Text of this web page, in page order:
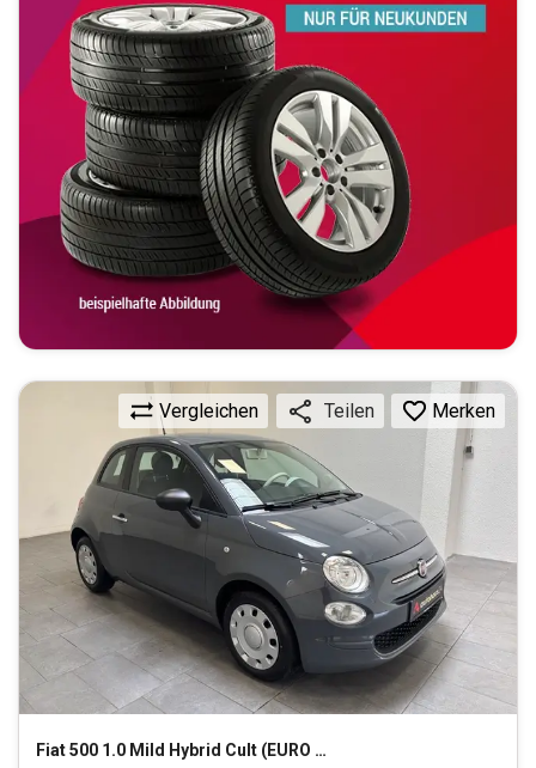
Fiat500 1.0 Mild Hybrid Cult (EURO 6d)
Vergleichen Teilen Merken